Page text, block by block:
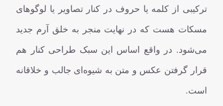
ترکیبی از کلمه یا حروف در کنار تصاویر یا لوگوهای
مسکات هست که در نهایت منجر به خلق آرم جدید
می‌شود. در واقع اساس این سبک طراحی کنار هم
قرار گرفتن عکس و متن به شیوه‌ای جالب و خلاقانه
است.